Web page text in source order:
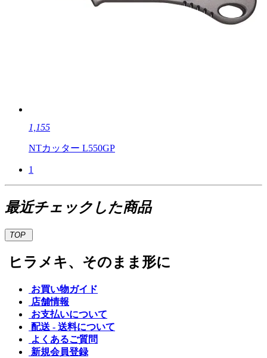
1,155
NTカッター L550GP
1
最近チェックした商品
TOP
ヒラメキ、そのまま形に
お買い物ガイド
店舗情報
お支払いについて
配送 - 送料について
よくあるご質問
新規会員登録